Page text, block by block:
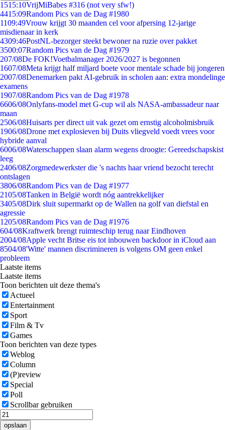
1515:10VrijMiBabes #316 (not very sfw!)
4415:09Random Pics van de Dag #1980
1109:49Vrouw krijgt 30 maanden cel voor afpersing 12-jarige
misdienaar in kerk
4309:46PostNL-bezorger steekt bewoner na ruzie over pakket
3500:07Random Pics van de Dag #1979
207/08De FOK!Voetbalmanager 2026/2027 is begonnen
1607/08Meta krijgt half miljard boete voor mentale schade bij jongeren
2007/08Denemarken pakt AI-gebruik in scholen aan: extra mondelinge
examens
1907/08Random Pics van de Dag #1978
6606/08Onlyfans-model met G-cup wil als NASA-ambassadeur naar
maan
2506/08Huisarts per direct uit vak gezet om ernstig alcoholmisbruik
1906/08Drone met explosieven bij Duits vliegveld voedt vrees voor
hybride aanval
6006/08Waterschappen slaan alarm wegens droogte: Gereedschapskist
leeg
2406/08Zorgmedewerkster die 's nachts haar vriend bezocht terecht
ontslagen
3806/08Random Pics van de Dag #1977
2105/08Tanken in België wordt nóg aantrekkelijker
3405/08Dirk sluit supermarkt op de Wallen na golf van diefstal en
agressie
1205/08Random Pics van de Dag #1976
604/08Kraftwerk brengt ruimteschip terug naar Eindhoven
2004/08Apple vecht Britse eis tot inbouwen backdoor in iCloud aan
8504/08'Witte' mannen discrimineren is volgens OM geen enkel
probleem
Laatste items
Laatste items
Toon berichten uit deze thema's
Actueel
Entertainment
Sport
Film & Tv
Games
Toon berichten van deze types
Weblog
Column
(P)review
Special
Poll
Scrollbar gebruiken
opslaan